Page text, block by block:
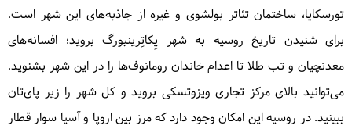
تورسکایا، ساختمان تئاتر بولشوی و غیره از جاذبه‌های این شهر است.
برای شنیدن تاریخ روسیه به شهر یِکاتِرینبورگ بروید؛ افسانه‌های
معدنچیان و تب طلا تا اعدام خاندان رومانوف‌ها را در این شهر بشنوید.
می‌توانید بالای مرکز تجاری ویزوتسکی بروید و کل شهر را زیر پای‌تان
ببینید. در روسیه این امکان وجود دارد که مرز بین اروپا و آسیا سوار قطار